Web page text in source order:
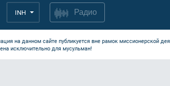
INH Радио
на данном сайте публикуется вне рамок миссионерской
исключительно для мусульман!